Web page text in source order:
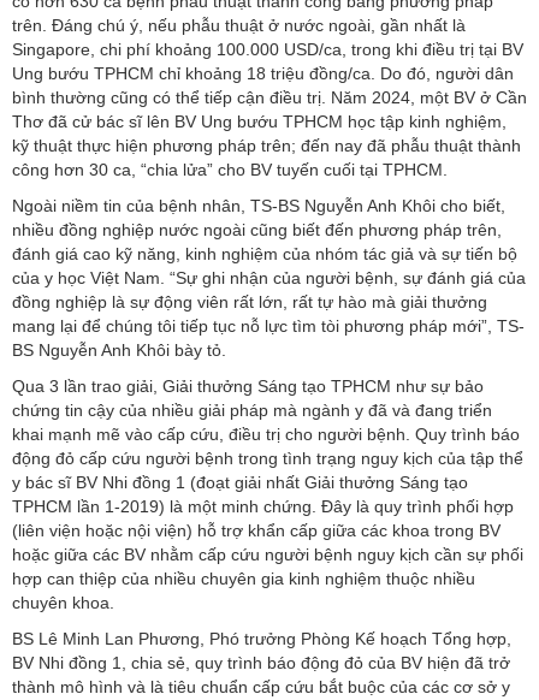
trên. Đáng chú ý, nếu phẫu thuật ở nước ngoài, gần nhất là
Singapore, chi phí khoảng 100.000 USD/ca, trong khi điều trị tại BV
Ung bướu TPHCM chỉ khoảng 18 triệu đồng/ca. Do đó, người dân
bình thường cũng có thể tiếp cận điều trị. Năm 2024, một BV ở Cần
Thơ đã cử bác sĩ lên BV Ung bướu TPHCM học tập kinh nghiệm,
kỹ thuật thực hiện phương pháp trên; đến nay đã phẫu thuật thành
công hơn 30 ca, “chia lửa” cho BV tuyến cuối tại TPHCM.
Ngoài niềm tin của bệnh nhân, TS-BS Nguyễn Anh Khôi cho biết,
nhiều đồng nghiệp nước ngoài cũng biết đến phương pháp trên,
đánh giá cao kỹ năng, kinh nghiệm của nhóm tác giả và sự tiến bộ
của y học Việt Nam. “Sự ghi nhận của người bệnh, sự đánh giá của
đồng nghiệp là sự động viên rất lớn, rất tự hào mà giải thưởng
mang lại để chúng tôi tiếp tục nỗ lực tìm tòi phương pháp mới”, TS-
BS Nguyễn Anh Khôi bày tỏ.
Qua 3 lần trao giải, Giải thưởng Sáng tạo TPHCM như sự bảo
chứng tin cậy của nhiều giải pháp mà ngành y đã và đang triển
khai mạnh mẽ vào cấp cứu, điều trị cho người bệnh. Quy trình báo
động đỏ cấp cứu người bệnh trong tình trạng nguy kịch của tập thể
y bác sĩ BV Nhi đồng 1 (đoạt giải nhất Giải thưởng Sáng tạo
TPHCM lần 1-2019) là một minh chứng. Đây là quy trình phối hợp
(liên viện hoặc nội viện) hỗ trợ khẩn cấp giữa các khoa trong BV
hoặc giữa các BV nhằm cấp cứu người bệnh nguy kịch cần sự phối
hợp can thiệp của nhiều chuyên gia kinh nghiệm thuộc nhiều
chuyên khoa.
BS Lê Minh Lan Phương, Phó trưởng Phòng Kế hoạch Tổng hợp,
BV Nhi đồng 1, chia sẻ, quy trình báo động đỏ của BV hiện đã trở
thành mô hình và là tiêu chuẩn cấp cứu bắt buộc của các cơ sở y